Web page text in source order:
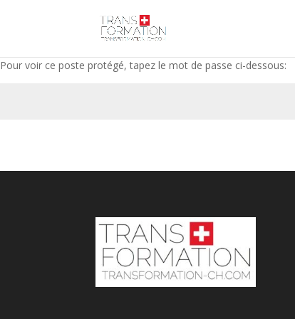
Pour voir ce poste protégé, tapez le mot de passe ci-dessous: